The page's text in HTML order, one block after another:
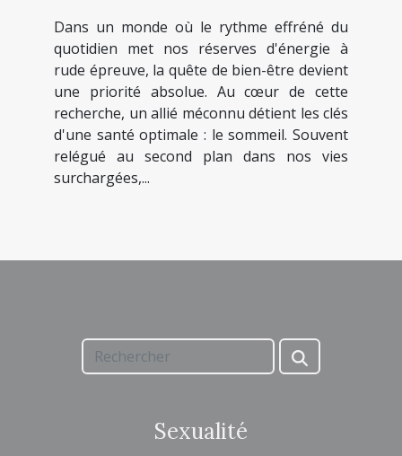
Dans un monde où le rythme effréné du
quotidien met nos réserves d'énergie à
rude épreuve, la quête de bien-être devient
une priorité absolue. Au cœur de cette
recherche, un allié méconnu détient les clés
d'une santé optimale : le sommeil. Souvent
relégué au second plan dans nos vies
surchargées,...
Sexualité